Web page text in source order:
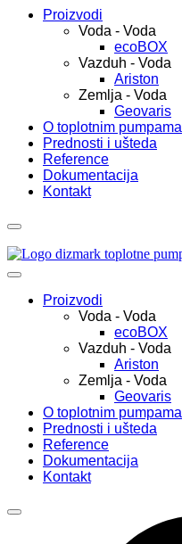
Proizvodi
Voda - Voda
ecoBOX
Vazduh - Voda
Ariston
Zemlja - Voda
Geovaris
O toplotnim pumpama
Prednosti i ušteda
Reference
Dokumentacija
Kontakt
Proizvodi
Voda - Voda
ecoBOX
Vazduh - Voda
Ariston
Zemlja - Voda
Geovaris
O toplotnim pumpama
Prednosti i ušteda
Reference
Dokumentacija
Kontakt